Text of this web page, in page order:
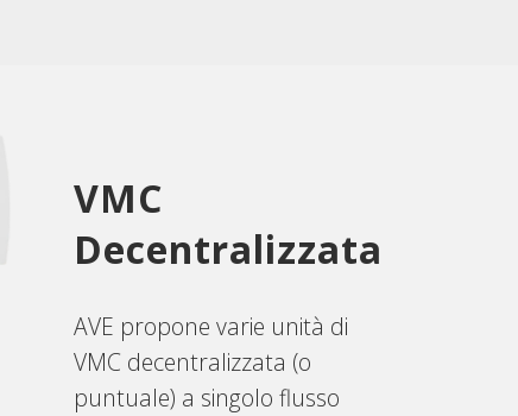
VMC
Decentralizzata
AVE propone varie unità di
VMC decentralizzata (o
puntuale) a singolo flusso